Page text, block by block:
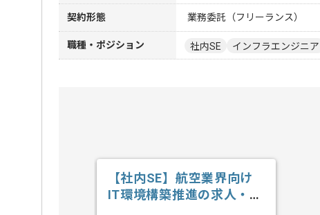
契約形態 業務委託（フリーランス）
職種・ポジション 社内SE インフラエンジニア
【社内SE】航空業界向け
IT環境構築推進の求人・案